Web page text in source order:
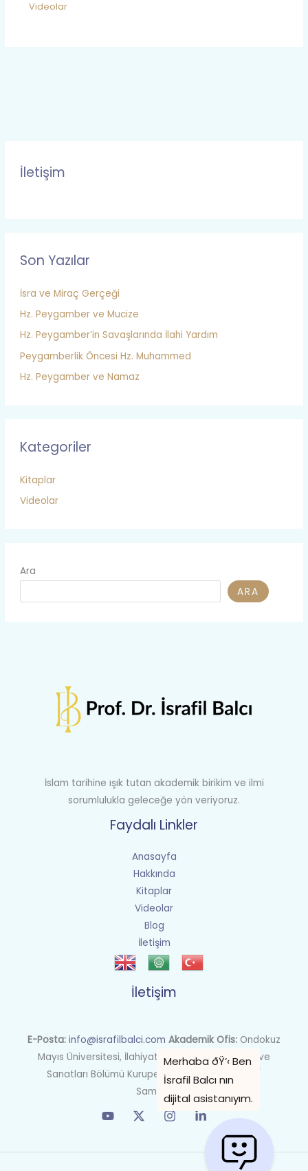
Videolar
İletişim
Son Yazılar
İsra ve Miraç Gerçeği
Hz. Peygamber ve Mucize
Hz. Peygamber’in Savaşlarında İlahi Yardım
Peygamberlik Öncesi Hz. Muhammed
Hz. Peygamber ve Namaz
Kategoriler
Kitaplar
Videolar
Ara
ARA
İslam tarihine ışık tutan akademik birikim ve ilmi
sorumlulukla geleceğe yön veriyoruz.
Faydalı Linkler
Anasayfa
Hakkında
Kitaplar
Videolar
Blog
İletişim
İletişim
E-Posta: info@israfilbalci.com Akademik Ofis: Ondokuz
Mayıs Üniversitesi, İlahiyat Fakültesi İslam Tarihi ve
Sanatları Bölümü Kurupelit Kampüsü, Atakum /
Samsun